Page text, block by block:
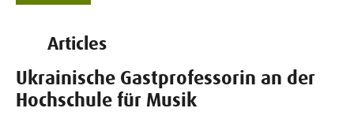
Articles
Ukrainische Gastprofessorin an der
Hochschule für Musik